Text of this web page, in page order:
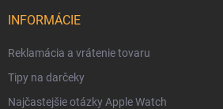
INFORMÁCIE
Reklamácia a vrátenie tovaru
Tipy na darčeky
Najčastejšie otázky Apple Watch